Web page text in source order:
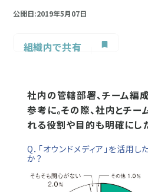
公開日:2019年5月07日
組織内で共有
社内の管轄部署、チーム編
参考に。その際、社内とチ
れる役割や目的も明確にし
Q．「オウンドメディア」を活用
か？